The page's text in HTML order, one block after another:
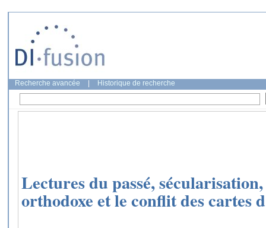
Recherche avancée Historique de recherche
Lectures du passé,
orthodoxe et le conflit des cartes